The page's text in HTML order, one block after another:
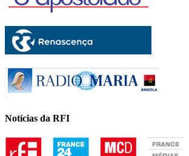
Notícias da RFI